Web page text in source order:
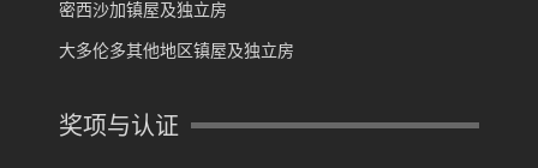
密西沙加镇屋及独立房
大多伦多其他地区镇屋及独立房
奖项与认证